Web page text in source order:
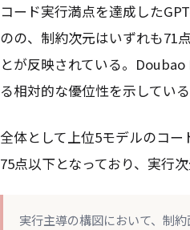
コード実行満点を達成した
のの、制約次元はいずれも71
とが反映されている。
る相対的な優位性を示している
全体として上位5モデルのコ
75点以下となっており、実行
実行主導の構図において、制